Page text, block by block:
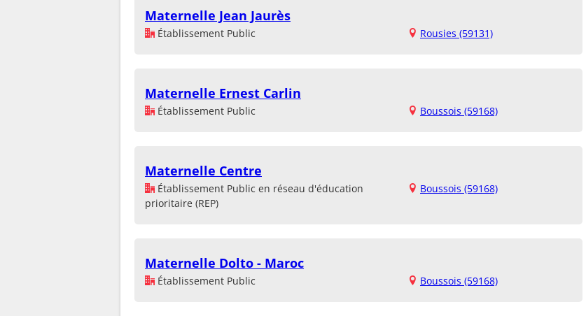
Maternelle Jean Jaurès
Établissement Public Rousies (59131)
Maternelle Ernest Carlin
Établissement Public Boussois (59168)
Maternelle Centre
Établissement Public en réseau d'éducation
prioritaire (REP)
Boussois (59168)
Maternelle Dolto - Maroc
Établissement Public Boussois (59168)